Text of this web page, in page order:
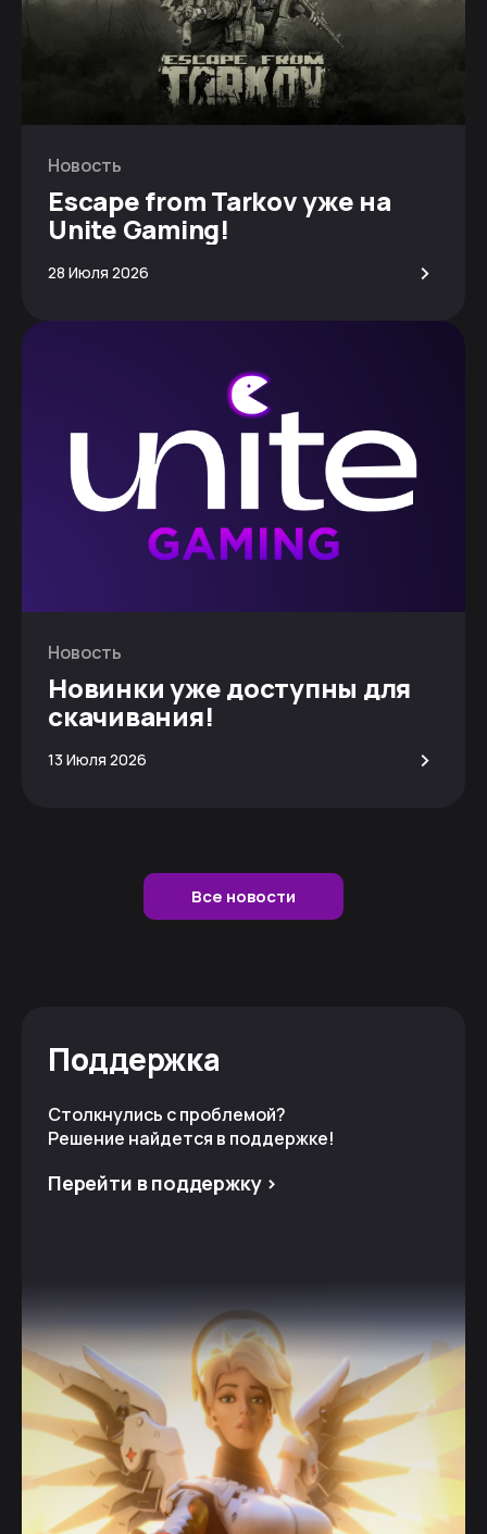
Новость
Escape from Tarkov уже на
Unite Gaming!
28 Июля 2026 >
Новость
Новинки уже доступны для
скачивания!
13 Июля 2026 >
Все новости
Поддержка
Столкнулись с проблемой?
Решение найдется в поддержке!
Перейти в поддержку >